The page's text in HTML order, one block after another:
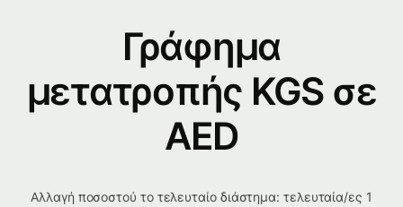
Γράφημα
μετατροπής KGS σε
AED
Αλλαγή ποσοστού το τελευταίο διάστημα: τελευταία/ες 1